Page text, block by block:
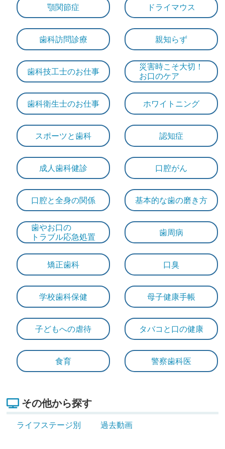
顎関節症 ドライマウス
歯科訪問診療 親知らず
歯科技工士のお仕事
災害時こそ大切！
お口のケア
歯科衛生士のお仕事 ホワイトニング
スポーツと歯科 認知症
成人歯科健診 口腔がん
口腔と全身の関係 基本的な歯の磨き方
歯やお口の
トラブル応急処置
歯周病
矯正歯科 口臭
学校歯科保健 母子健康手帳
子どもへの虐待 タバコと口の健康
食育 警察歯科医
その他から探す
ライフステージ別 過去動画